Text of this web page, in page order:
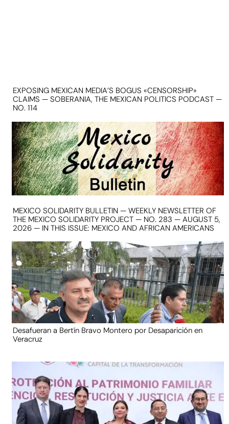
EXPOSING MEXICAN MEDIA’S BOGUS «CENSORSHIP»
CLAIMS — SOBERANIA, THE MEXICAN POLITICS PODCAST —
NO. 114
MEXICO SOLIDARITY BULLETIN — WEEKLY NEWSLETTER OF
THE MEXICO SOLIDARITY PROJECT — NO. 283 — AUGUST 5,
2026 — IN THIS ISSUE: MEXICO AND AFRICAN AMERICANS
Desafueran a Bertín Bravo Montero por Desaparición en
Veracruz